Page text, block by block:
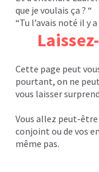
que je voulais ça ? “
“Tu l’avais noté il y
Cette page peut
pourtant, on ne
vous laisser
Vous allez peut-être
conjoint ou de vos
même pas.